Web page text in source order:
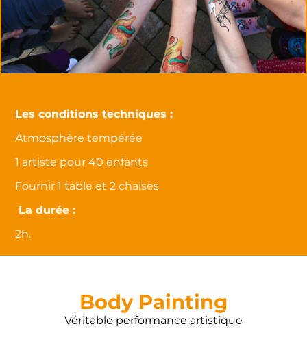
Les conditions techniques :
Atmosphère tempérée
1 artiste pour 40 enfants
Fournir 1 table et 2 chaises
La durée :
2h.
Body Painting
Véritable performance artistique